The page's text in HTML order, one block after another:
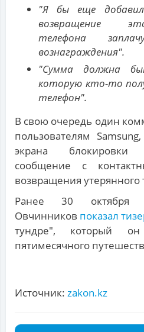
"Я бы еще
возвращение
телефона
вознаграждения".
"Сумма должна
которую кто-то
телефон".
В свою очередь один
пользователям
экрана
сообщение с
возвращения утерянного
Ранее 30 октября
Овчинников показал
тундре", который
пятимесячного
Источник: zakon.kz